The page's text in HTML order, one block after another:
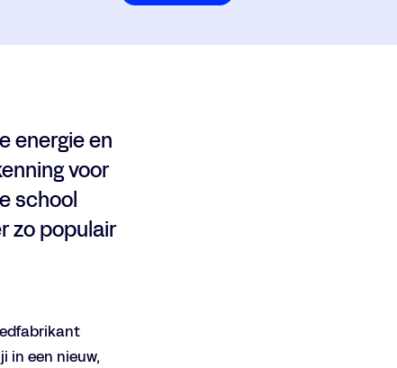
energie en
voor
school
zo populair
in een nieuw,